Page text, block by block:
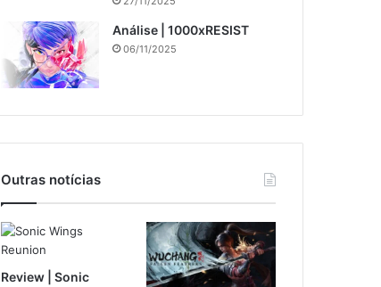
Análise | 1000xRESIST
06/11/2025
Outras notícias
Review | Sonic